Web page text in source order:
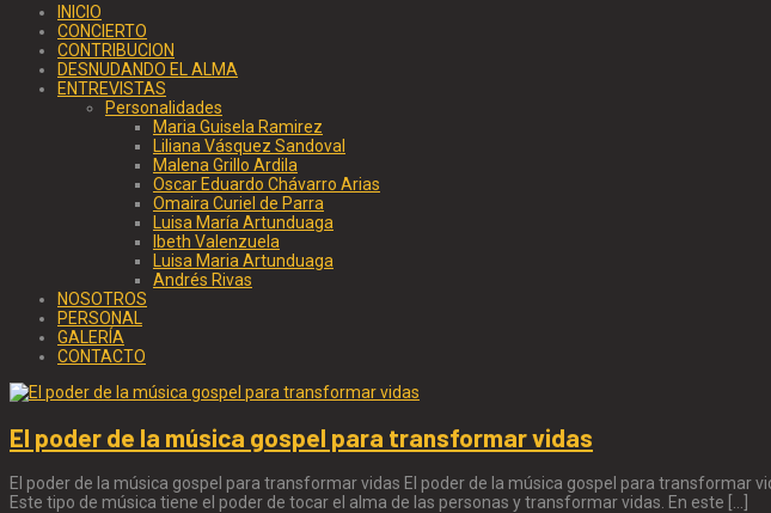
INICIO
CONCIERTO
CONTRIBUCION
DESNUDANDO EL ALMA
ENTREVISTAS
Personalidades
Maria Guisela Ramirez
Liliana Vásquez Sandoval
Malena Grillo Ardila
Oscar Eduardo Chávarro Arias
Omaira Curiel de Parra
Luisa María Artunduaga
Ibeth Valenzuela
Luisa Maria Artunduaga
Andrés Rivas
NOSOTROS
PERSONAL
GALERÍA
CONTACTO
El poder de la música gospel para transformar vidas
El poder de la música gospel para transformar vidas El poder de la música gospel para transformar
Este tipo de música tiene el poder de tocar el alma de las personas y transformar vidas. En este […]